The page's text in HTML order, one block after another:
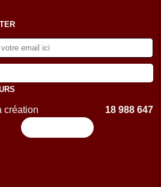
création
18 988 647